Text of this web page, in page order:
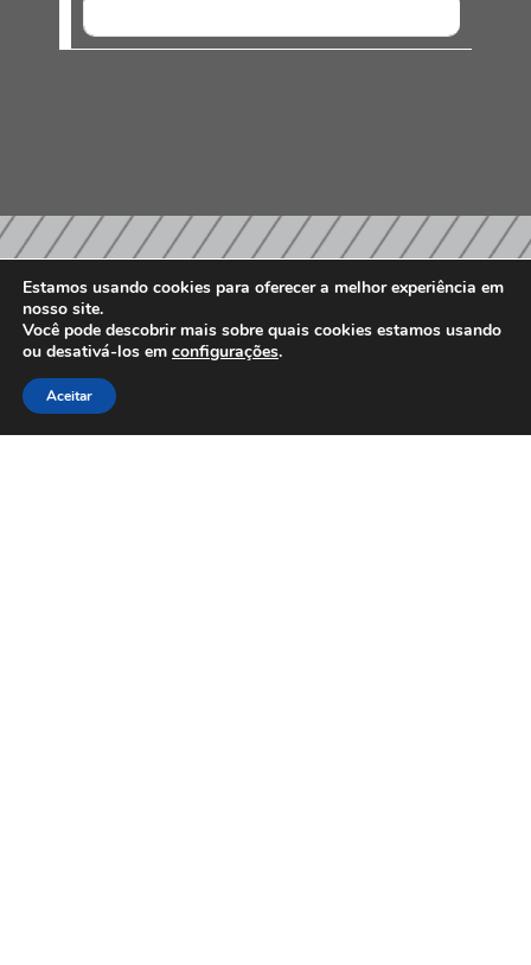
PARCEIROS E AFILIAÇÕES
Associados
Estamos usando cookies para oferecer a melhor experiência em
nosso site.
Você pode descobrir mais sobre quais cookies estamos usando
ou desativá-los em configurações.
Aceitar